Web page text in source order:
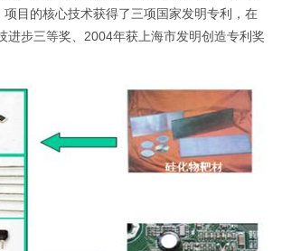
目的核心技术获得了三项国家发明专利，在
进步三等奖、2004年获上海市发明创造专利奖